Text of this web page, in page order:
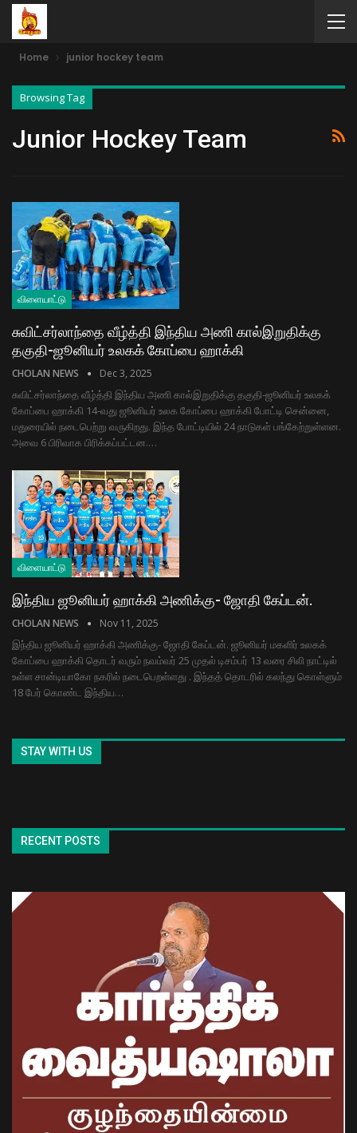
Home junior hockey team
Browsing Tag
Junior Hockey Team
விளையாட்டு
சுவிட்சர்லாந்தை வீழ்த்தி இந்திய அணி கால்இறுதிக்கு
தகுதி-ஜூனியர் உலகக் கோப்பை ஹாக்கி
CHOLAN NEWS Dec 3, 2025
சுவிட்சர்லாந்தை வீழ்த்தி இந்திய அணி கால்இறுதிக்கு தகுதி-ஜூனியர் உலகக்
கோப்பை ஹாக்கி 14-வது ஜூனியர் உலக கோப்பை ஹாக்கி போட்டி சென்னை,
மதுரையில் நடைபெற்று வருகிறது. இந்த போட்டியில் 24 நாடுகள் பங்கேற்றுள்ளன.
அவை 6 பிரிவாக பிரிக்கப்பட்டன.…
விளையாட்டு
இந்திய ஜூனியர் ஹாக்கி அணிக்கு- ஜோதி கேப்டன்.
CHOLAN NEWS Nov 11, 2025
இந்திய ஜூனியர் ஹாக்கி அணிக்கு- ஜோதி கேப்டன். ஜூனியர் மகளிர் உலகக்
கோப்பை ஹாக்கி தொடர் வரும் நவம்​வர் 25 முதல் டிசம்​பர் 13 வரை சிலி நாட்​டில்
உள்ள சான்​டி​யாகோ நகரில் நடை​பெறள்ளது . இந்​தத் தொடரில் கலந்து கொள்​ளும்
18 பேர் கொண்ட இந்​திய…
STAY WITH US
RECENT POSTS